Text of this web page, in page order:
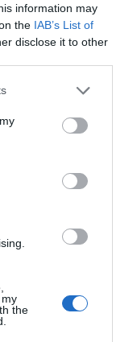
information may
the IAB’s List of
disclose it to other
or more Google
You may click to
party tags to
in below Google
the
ΣΤΗ
ΟΠΩΣ
ΤΟΥ